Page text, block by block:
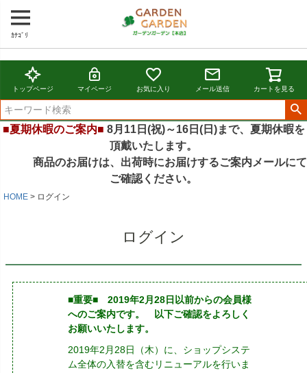
ｶﾃｺﾞﾘ
トップページ マイページ お気に入り メール送信 カートを見る
■夏期休暇のご案内■ 8月11日(祝)～16日(日)まで、夏期休暇を
頂戴いたします。
商品のお届けは、出荷時にお届けするご案内メールにて
ご確認ください。
HOME ログイン
ログイン
■重要■ 2019年2月28日以前からの会員様
へのご案内です。 以下ご確認をよろしく
お願いいたします。
2019年2月28日（木）に、ショップシステ
ム全体の入替を含むリニューアルを行いま